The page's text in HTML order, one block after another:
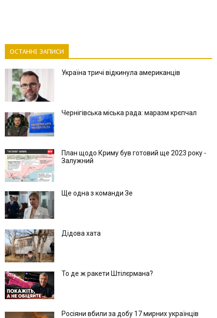
ОСТАННІ ЗАПИСИ
Україна тричі відкинула американців
Чернігівська міська рада: маразм крєпчал
План щодо Криму був готовий ще 2023 року -
Залужний
Ще одна з команди Зе
Дідова хата
То де ж ракети Штілєрмана?
Росіяни вбили за добу 17 мирних українців